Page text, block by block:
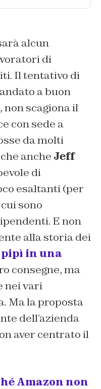
alcun
di
Il tentativo di
a buon
non scagiona il
con sede a
da molti
anche Jeff
di
esaltanti (per
sono
E non
alla storia dei
pipì in una
consegne, ma
nei vari
Ma la proposta
dell’azienda
aver centrato il
Amazon non